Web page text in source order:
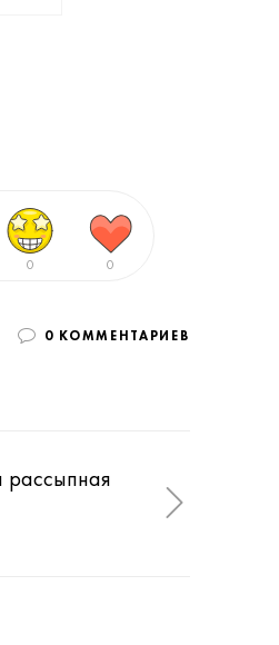
0 0
0 КОММЕНТАРИЕВ
ресниц